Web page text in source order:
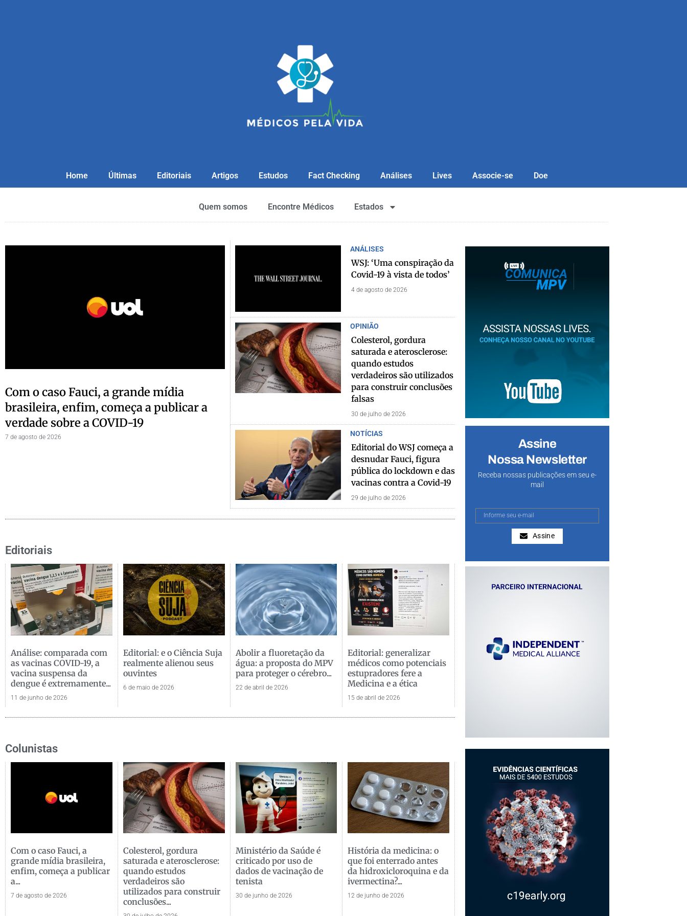
Home Últimas Editoriais Artigos Estudos Fact Checking Análises Lives Associe-se Doe
Quem somos Encontre Médicos Estados
Com o caso Fauci, a grande mídia
brasileira, enfim, começa a publicar a
verdade sobre a COVID-19
7 de agosto de 2026
ANÁLISES
WSJ: ‘Uma conspiração da
Covid-19 à vista de todos’
4 de agosto de 2026
OPINIÃO
Colesterol, gordura
saturada e aterosclerose:
quando estudos
verdadeiros são utilizados
para construir conclusões
falsas
30 de julho de 2026
NOTÍCIAS
Editorial do WSJ começa a
desnudar Fauci, figura
pública do lockdown e das
vacinas contra a Covid-19
29 de julho de 2026
Editoriais
Análise: comparada com
as vacinas COVID-19, a
vacina suspensa da
dengue é extremamente...
11 de junho de 2026
Editorial: e o Ciência Suja
realmente alienou seus
ouvintes
6 de maio de 2026
Abolir a fluoretação da
água: a proposta do MPV
para proteger o cérebro...
22 de abril de 2026
Editorial: generalizar
médicos como potenciais
estupradores fere a
Medicina e a ética
15 de abril de 2026
Colunistas
Com o caso Fauci, a
grande mídia brasileira,
enfim, começa a publicar
a...
7 de agosto de 2026
Colesterol, gordura
saturada e aterosclerose:
quando estudos
verdadeiros são
utilizados para construir
conclusões...
Ministério da Saúde é
criticado por uso de
dados de vacinação de
tenista
30 de junho de 2026
História da medicina: o
que foi enterrado antes
da hidroxicloroquina e da
ivermectina?...
12 de junho de 2026
Assine
Nossa Newsletter
Receba nossas publicações em seu e-
mail
Assine